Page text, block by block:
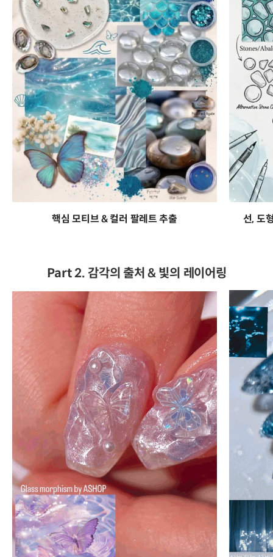
핵심 모티브 & 컬러 팔레트 추출 선, 도
Part 2. 감각의 출처 & 빛의 레이어링